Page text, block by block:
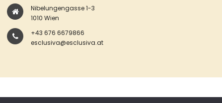
Nibelungengasse 1-3
1010 Wien
+43 676 6679866
esclusiva@esclusiva.at